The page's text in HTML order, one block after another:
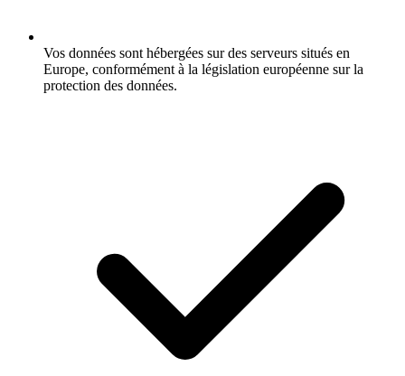
Vos données sont hébergées sur des serveurs situés en
Europe, conformément à la législation européenne sur la
protection des données.